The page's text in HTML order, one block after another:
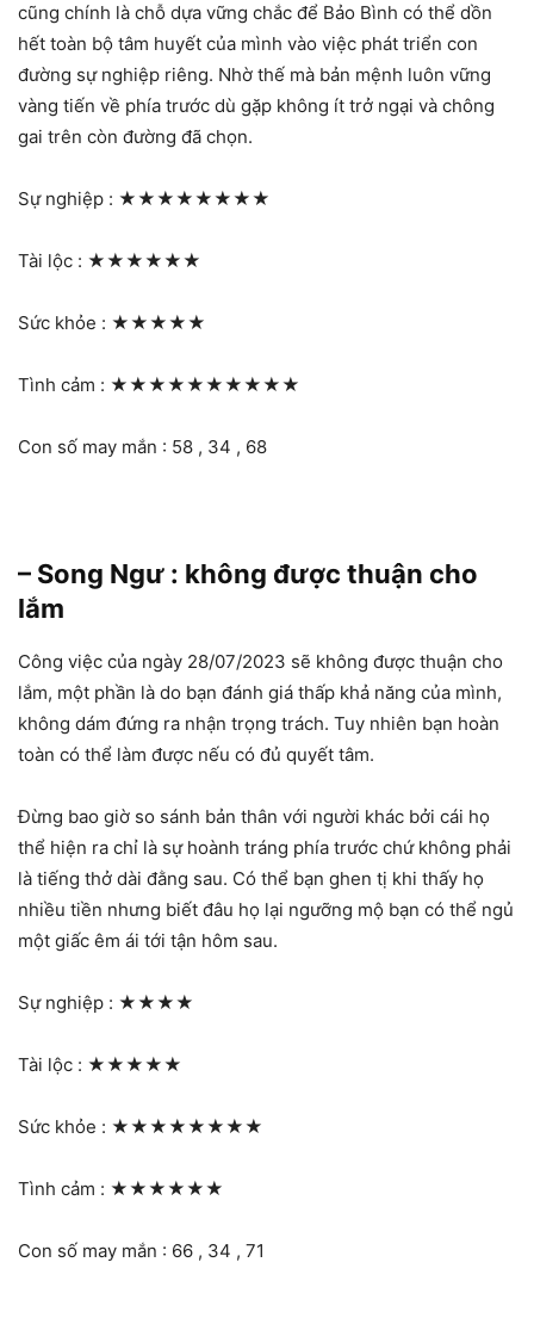
cũng chính là chỗ dựa vững chắc để Bảo Bình có thể dồn
hết toàn bộ tâm huyết của mình vào việc phát triển con
đường sự nghiệp riêng. Nhờ thế mà bản mệnh luôn vững
vàng tiến về phía trước dù gặp không ít trở ngại và chông
gai trên còn đường đã chọn.
Sự nghiệp : ★★★★★★★★
Tài lộc : ★★★★★★
Sức khỏe : ★★★★★
Tình cảm : ★★★★★★★★★★
Con số may mắn : 58 , 34 , 68
– Song Ngư : không được thuận cho
lắm
Công việc của ngày 28/07/2023 sẽ không được thuận cho
lắm, một phần là do bạn đánh giá thấp khả năng của mình,
không dám đứng ra nhận trọng trách. Tuy nhiên bạn hoàn
toàn có thể làm được nếu có đủ quyết tâm.
Đừng bao giờ so sánh bản thân với người khác bởi cái họ
thể hiện ra chỉ là sự hoành tráng phía trước chứ không phải
là tiếng thở dài đằng sau. Có thể bạn ghen tị khi thấy họ
nhiều tiền nhưng biết đâu họ lại ngưỡng mộ bạn có thể ngủ
một giấc êm ái tới tận hôm sau.
Sự nghiệp : ★★★★
Tài lộc : ★★★★★
Sức khỏe : ★★★★★★★★
Tình cảm : ★★★★★★
Con số may mắn : 66 , 34 , 71